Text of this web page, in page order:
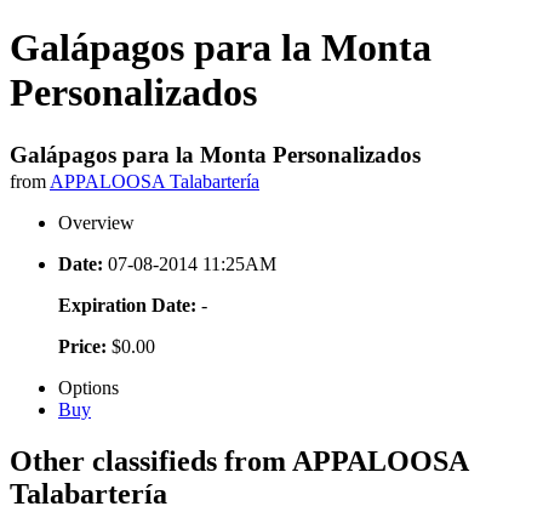
Galápagos para la Monta
Personalizados
Galápagos para la Monta Personalizados
from APPALOOSA Talabartería
Overview
Date: 07-08-2014 11:25AM
Expiration Date: -
Price: $0.00
Options
Buy
Other classifieds from APPALOOSA
Talabartería